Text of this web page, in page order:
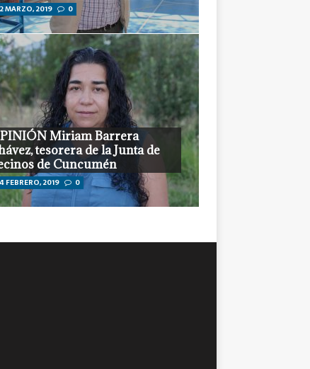
2 MARZO, 2019 0
Miriam Barrera
tesorera de la Junta de
de Cuncumén
4 FEBRERO, 2019 0